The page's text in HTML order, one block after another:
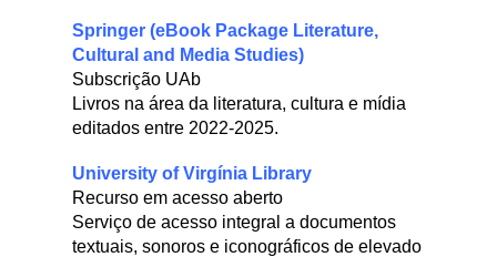
Springer (eBook Package Literature,
Cultural and Media Studies)
Subscrição UAb
Livros na área da literatura, cultura e mídia
editados entre 2022-2025.
University of Virgínia Library
Recurso em acesso aberto
Serviço de acesso integral a documentos
textuais, sonoros e iconográficos de elevado